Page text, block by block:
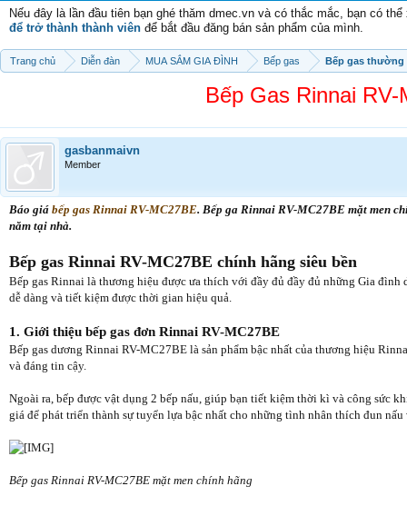
Nếu đây là lần đầu tiên bạn ghé thăm dmec.vn và có thắc mắc, bạn có
để trở thành thành viên để bắt đầu đăng bán sản phẩm của mình.
Trang chủ Diễn đàn MUA SẮM GIA ĐÌNH Bếp gas Bếp gas thường
Bếp Gas Rinnai
gasbanmaivn
Member
Báo giá bếp gas Rinnai RV-MC27BE. Bếp ga Rinnai RV-MC27BE mặt men
năm tại nhà.
Bếp gas Rinnai RV-MC27BE chính hãng siêu bền
Bếp gas Rinnai là thương hiệu được ưa thích với đầy đủ đầy đủ những Gia
dễ dàng và tiết kiệm được thời gian hiệu quả.
1. Giới thiệu bếp gas đơn Rinnai RV-MC27BE
Bếp gas dương Rinnai RV-MC27BE là sản phẩm bậc nhất của thương hiệu
và đáng tin cậy.
Ngoài ra, bếp được vật dụng 2 bếp nấu, giúp bạn tiết kiệm thời kì và công sức
giá để phát triển thành sự tuyển lựa bậc nhất cho những tình nhân thích đun
Bếp gas Rinnai RV-MC27BE mặt men chính hãng